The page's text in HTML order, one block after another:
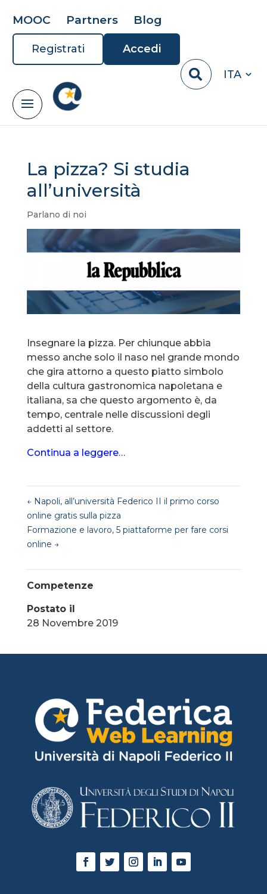
MOOC Partners Blog
Registrati
Accedi
ITA
La pizza? Si studia
all’università
Parlano di noi
Insegnare la pizza. Per chiunque abbia
messo anche solo il naso nel grande mondo
che gira attorno a questo piatto simbolo
della cultura gastronomica napoletana e
italiana, sa che questo argomento è, da
tempo, centrale nelle discussioni degli
addetti al settore.
Continua a leggere…
←Napoli, all’università Federico II il primo corso
online gratis sulla pizza
Formazione e lavoro, 5 piattaforme per fare corsi
online →
Competenze
Postato il
28 Novembre 2019